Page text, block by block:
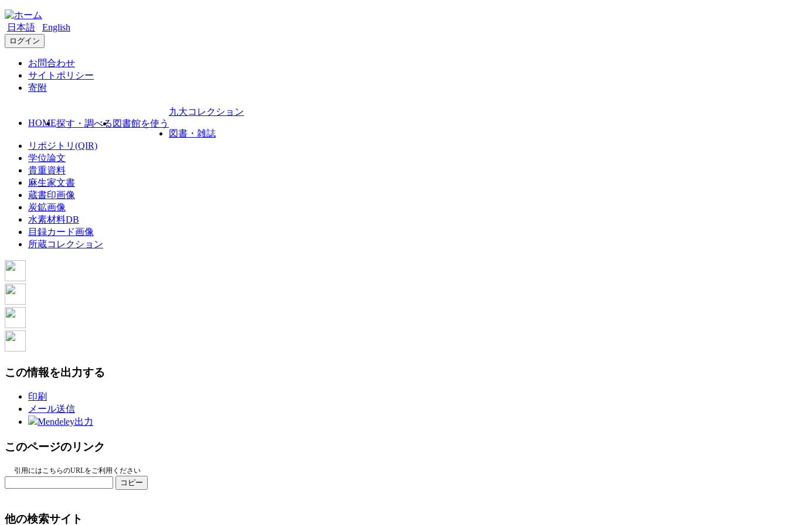
日本語 English
ログイン
お問合わせ
サイトポリシー
寄附
HOME探す・調べる 図書館を使う
九大コレクション
図書・雑誌
リポジトリ(QIR)
学位論文
貴重資料
麻生家文書
蔵書印画像
炭鉱画像
水素材料DB
目録カード画像
所蔵コレクション
この情報を出力する
印刷
メール送信
Mendeley出力
このページのリンク
引用にはこちらのURLをご利用ください
コピー
他の検索サイト